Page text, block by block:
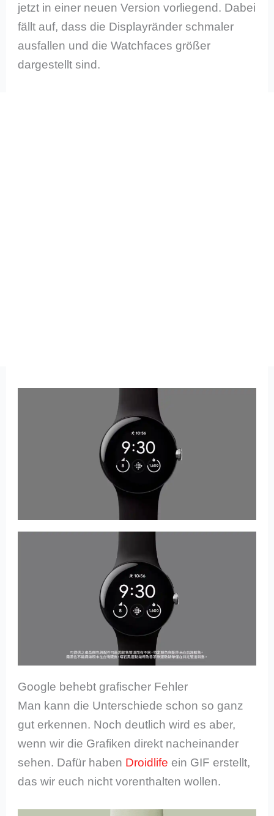
jetzt in einer neuen Version vorliegend. Dabei
fällt auf, dass die Displayränder schmaler
ausfallen und die Watchfaces größer
dargestellt sind.
Google behebt grafischer Fehler
Man kann die Unterschiede schon so ganz
gut erkennen. Noch deutlich wird es aber,
wenn wir die Grafiken direkt nacheinander
sehen. Dafür haben Droidlife ein GIF erstellt,
das wir euch nicht vorenthalten wollen.